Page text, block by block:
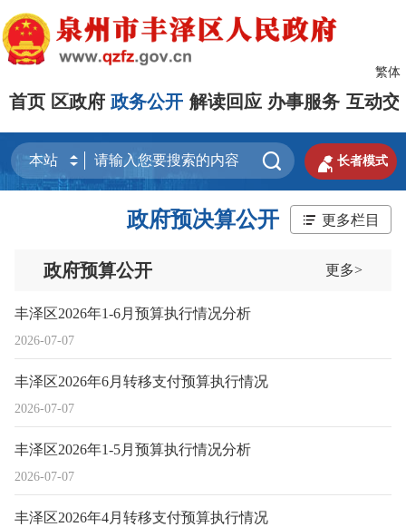
繁体
首页 区政府 政务公开 解读回应 办事服务 互动交
  长者模式
政府预决算公开 更多栏目
政府预算公开 更多>
2026-07-07
丰泽区2026年1-6月预算执行情况分析
2026-07-07
丰泽区2026年6月转移支付预算执行情况
2026-07-07
丰泽区2026年1-5月预算执行情况分析
丰泽区2026年4月转移支付预算执行情况